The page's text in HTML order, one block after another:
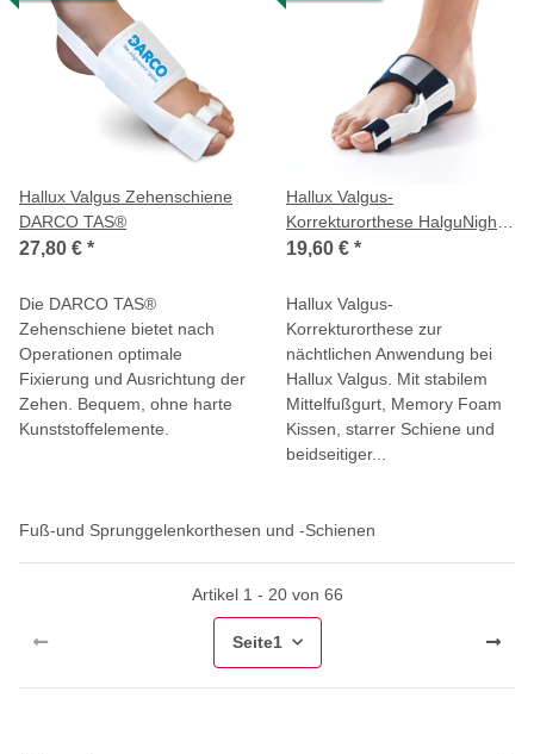
Hallux Valgus Zehenschiene
DARCO TAS®
27,80 € *
Die DARCO TAS®
Zehenschiene bietet nach
Operationen optimale
Fixierung und Ausrichtung der
Zehen. Bequem, ohne harte
Kunststoffelemente.
Hallux Valgus-
Korrekturorthese HalguNight
AIRCAST schwarz-weiß
19,60 € *
Hallux Valgus-
Korrekturorthese zur
nächtlichen Anwendung bei
Hallux Valgus. Mit stabilem
Mittelfußgurt, Memory Foam
Kissen, starrer Schiene und
beidseitiger...
Fuß-und Sprunggelenkorthesen und -Schienen
Artikel 1 - 20 von 66
Seite1